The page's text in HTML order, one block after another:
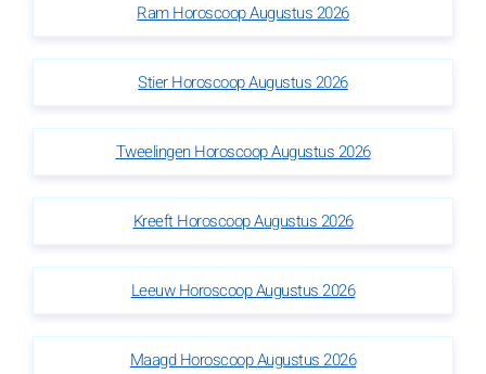
Ram Horoscoop Augustus 2026
Stier Horoscoop Augustus 2026
Tweelingen Horoscoop Augustus 2026
Kreeft Horoscoop Augustus 2026
Leeuw Horoscoop Augustus 2026
Maagd Horoscoop Augustus 2026